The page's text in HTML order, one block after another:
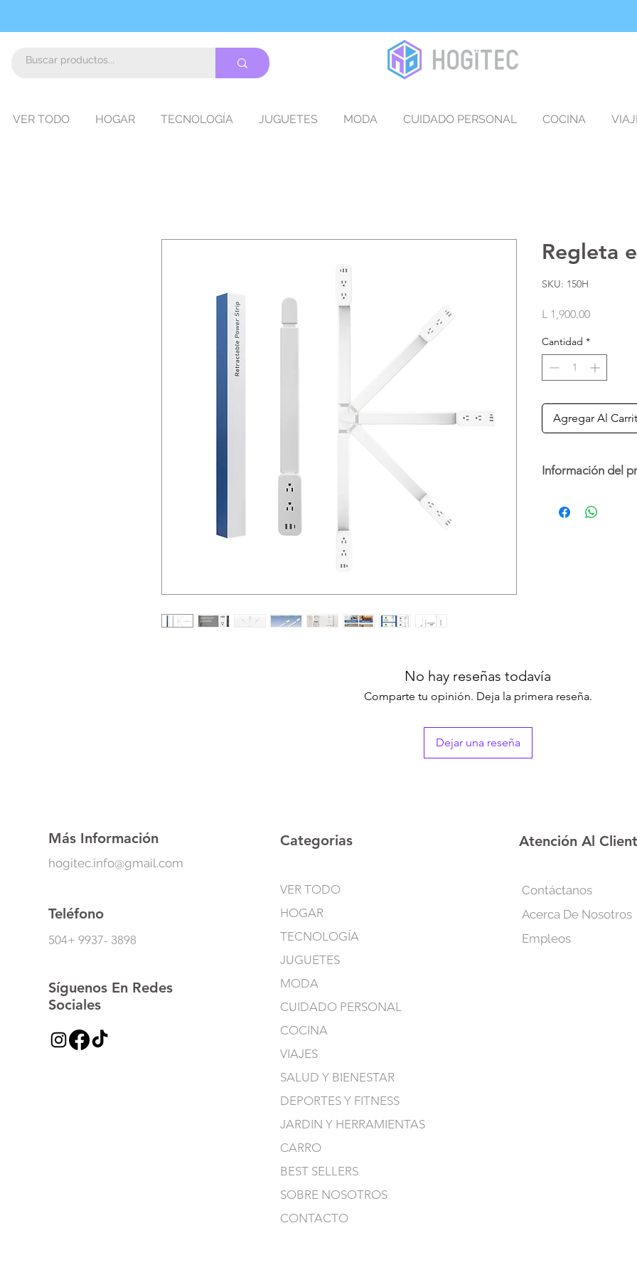
VER TODO HOGAR TECNOLOGÍA JUGUETES MODA CUIDADO PERSONAL COCINA
Regleta
SKU: 150H
L 1,900.00Precio
Cantidad *
Agregar Al
Información del
extensible de 56 a
No hay reseñas todavía
Comparte tu opinión. Deja la primera reseña.
Dejar una reseña
Más Información
hogitec.info@gmail.com
Teléfono
504+ 9937- 3898
Síguenos En Redes
Sociales
Categorias
VER TODO
HOGAR
TECNOLOGÍA
JUGUETES
MODA
CUIDADO PERSONAL
COCINA
VIAJES
SALUD Y BIENESTAR
DEPORTES Y FITNESS
JARDIN Y HERRAMIENTAS
CARRO
BEST SELLERS
SOBRE NOSOTROS
CONTACTO
Atención Al
Contáctanos
Acerca De Nosotros
Empleos